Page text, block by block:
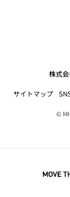
株式
サイトマップ
©